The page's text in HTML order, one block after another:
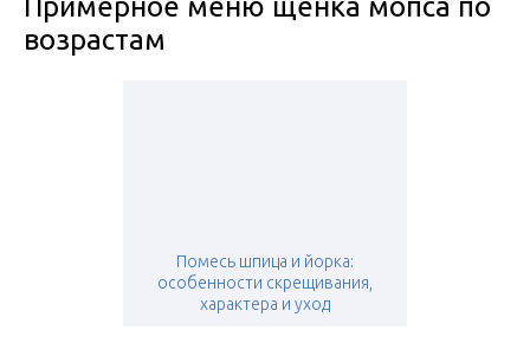
Примерное меню щенка мопса по
возрастам
Помесь шпица и йорка:
особенности скрещивания,
характера и уход